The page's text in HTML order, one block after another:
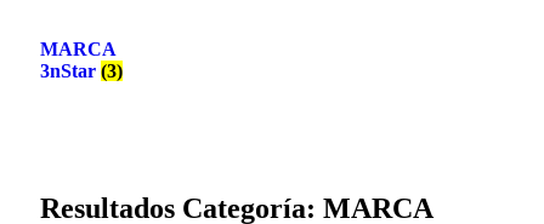
MARCA
3nStar (3)
Resultados Categoría: MARCA